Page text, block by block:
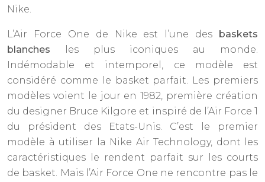
Nike.
L’Air Force One de Nike est l’une des baskets
blanches les plus iconiques au monde.
Indémodable et intemporel, ce modèle est
considéré comme le basket parfait. Les premiers
modèles voient le jour en 1982, première création
du designer Bruce Kilgore et inspiré de l’Air Force 1
du président des Etats-Unis. C’est le premier
modèle à utiliser la Nike Air Technology, dont les
caractéristiques le rendent parfait sur les courts
de basket. Mais l’Air Force One ne rencontre pas le